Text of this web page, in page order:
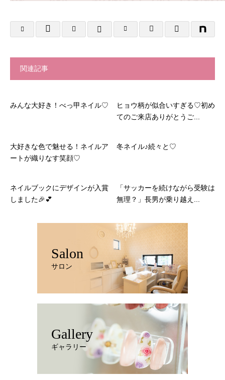
関連記事
みんな大好き！べっ甲ネイル♡
ヒョウ柄が似合いすぎる♡初め
てのご来店ありがとうご...
大好きな色で魅せる！ネイルア
ートが織りなす笑顔♡
冬ネイル♪続々と♡
ネイルブックにデザインが入賞
しました🎉💕
「サッカーを続けながら受験は
無理？」長男が乗り越え...
Salon
サロン
Gallery
ギャラリー